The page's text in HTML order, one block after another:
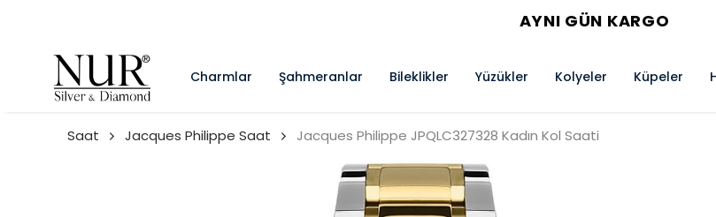
AYNI GÜN KARGO
Charmlar Şahmeranlar Bileklikler Yüzükler Kolyeler Küpeler
Saat Jacques Philippe Saat Jacques Philippe JPQLC327328 Kadın Kol Saati